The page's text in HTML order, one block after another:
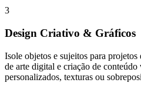
3
Design Criativo & Gráficos
Isole objetos e sujeitos para
de arte digital e criação de
personalizados, texturas ou